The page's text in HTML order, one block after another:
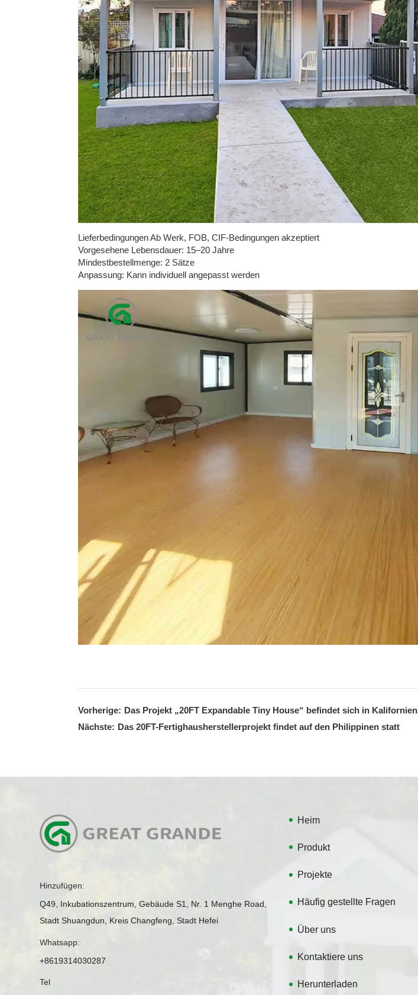
Lieferbedingungen Ab Werk, FOB, CIF-Bedingungen akzeptiert
Vorgesehene Lebensdauer: 15–20 Jahre
Mindestbestellmenge: 2 Sätze
Anpassung: Kann individuell angepasst werden
Vorherige: Das Projekt „20FT Expandable Tiny House“ befindet sich in Kalifornien
Nächste: Das 20FT-Fertighausherstellerprojekt findet auf den Philippinen statt
Heim
Produkt
Projekte
Häufig gestellte Fragen
Über uns
Kontaktiere uns
Herunterladen
Hinzufügen:
Q49, Inkubationszentrum, Gebäude S1, Nr. 1 Menghe Road,
Stadt Shuangdun, Kreis Changfeng, Stadt Hefei
Whatsapp:
+8619314030287
Tel